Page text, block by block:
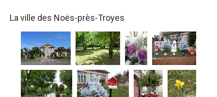
La ville des Noës-près-Troyes